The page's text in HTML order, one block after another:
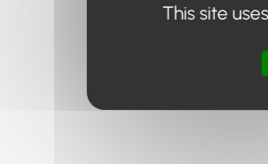
This site